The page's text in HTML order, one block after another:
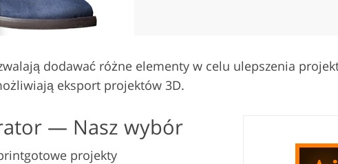
dodawać różne elementy w celu ulepszenia
eksport projektów 3D.
— Nasz wybór
projekty